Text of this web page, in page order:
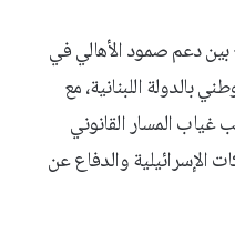
دعم صمود الأهالي في
بالدولة اللبنانية، مع
المسار القانوني
الإسرائيلية والدفاع عن